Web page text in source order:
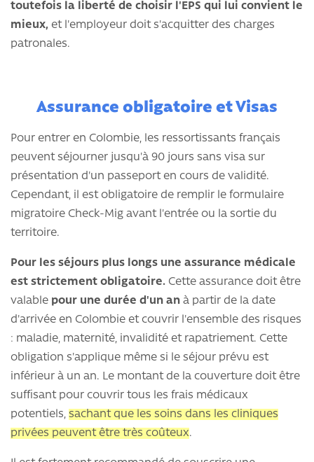
toutefois la liberté de choisir l'EPS qui lui convient le
mieux, et l'employeur doit s'acquitter des charges
patronales.
Assurance obligatoire et Visas
Pour entrer en Colombie, les ressortissants français
peuvent séjourner jusqu'à 90 jours sans visa sur
présentation d'un passeport en cours de validité.
Cependant, il est obligatoire de remplir le formulaire
migratoire Check-Mig avant l'entrée ou la sortie du
territoire.
Pour les séjours plus longs une assurance médicale
est strictement obligatoire. Cette assurance doit être
valable pour une durée d'un an à partir de la date
d'arrivée en Colombie et couvrir l'ensemble des risques
: maladie, maternité, invalidité et rapatriement. Cette
obligation s'applique même si le séjour prévu est
inférieur à un an. Le montant de la couverture doit être
suffisant pour couvrir tous les frais médicaux
potentiels, sachant que les soins dans les cliniques
privées peuvent être très coûteux.